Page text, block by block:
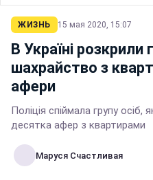
ЖИЗНЬ 15 мая 2020, 15:07
В Україні розкрили
шахрайство з
афери
Поліція спіймала групу осіб,
десятка афер з квартирами
Маруся Счастливая